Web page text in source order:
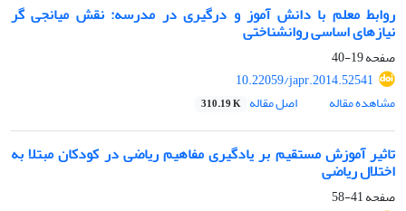
روابط معلم با دانش آموز و درگیری در مدرسه: نقش میانجی گر
نیازهای اساسی روانشناختی
صفحه19-40
10.22059/japr.2014.52541
مشاهده مقاله
اصل مقاله 310.19 K
تاثیر آموزش مستقیم بر یادگیری مفاهیم ریاضی در کودکان مبتلا به
اختلال ریاضی
صفحه41-58